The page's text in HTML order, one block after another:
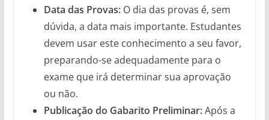
Data das Provas:O dia das provas é, sem
dúvida, a data mais importante. Estudantes
devem usar este conhecimento a seu favor,
preparando-se adequadamente para o
exame que irá determinar sua aprovação
ou não.
Publicação do Gabarito Preliminar:Após a